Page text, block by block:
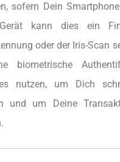
sofern Dein
kann dies ein
oder der Iris-Scan
biometrische
nutzen, um Dich
und um Deine